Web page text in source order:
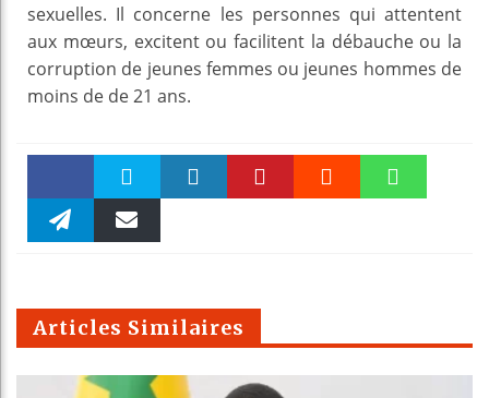
sexuelles. Il concerne les personnes qui attentent
aux mœurs, excitent ou facilitent la débauche ou la
corruption de jeunes femmes ou jeunes hommes de
moins de de 21 ans.
Faceboo Twitter
m
Articles Similaires